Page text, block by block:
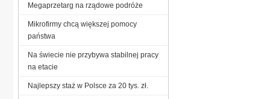
Megaprzetarg na rządowe podróże
Mikrofirmy chcą większej pomocy
państwa
Na świecie nie przybywa stabilnej pracy
na etacie
Najlepszy staż w Polsce za 20 tys. zł.